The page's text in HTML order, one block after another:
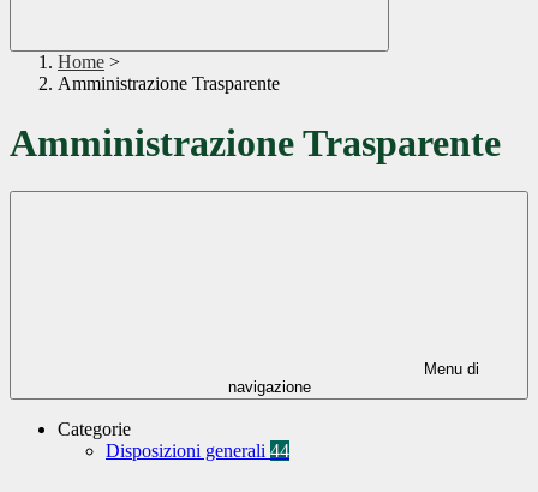
Home >
Amministrazione Trasparente
Amministrazione Trasparente
Menu di
navigazione
Categorie
Disposizioni generali 44